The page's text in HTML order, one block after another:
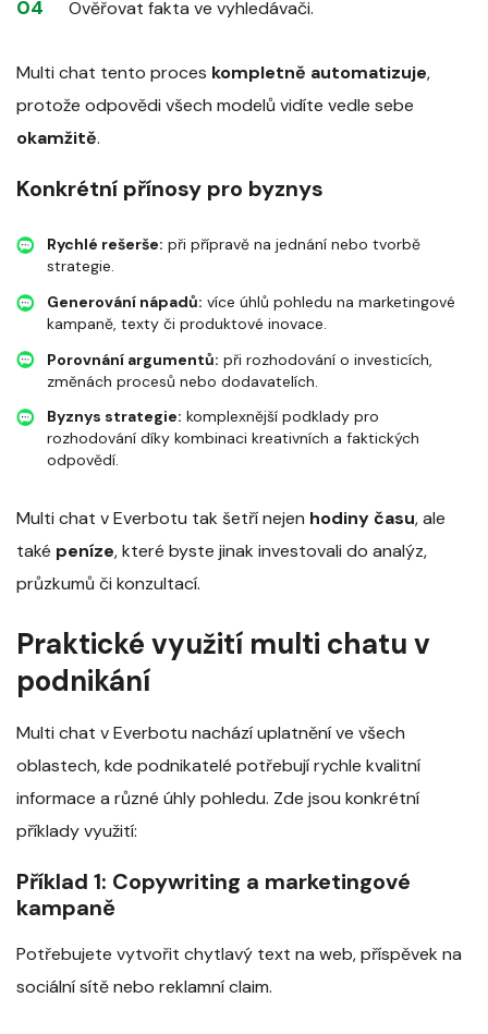
Ověřovat fakta ve vyhledávači.
Multi chat tento proces kompletně automatizuje,
protože odpovědi všech modelů vidíte vedle sebe
okamžitě.
Konkrétní přínosy pro byznys
Rychlé rešerše: při přípravě na jednání nebo tvorbě
strategie.
Generování nápadů: více úhlů pohledu na marketingové
kampaně, texty či produktové inovace.
Porovnání argumentů: při rozhodování o investicích,
změnách procesů nebo dodavatelích.
Byznys strategie: komplexnější podklady pro
rozhodování díky kombinaci kreativních a faktických
odpovědí.
Multi chat v Everbotu tak šetří nejen hodiny času, ale
také peníze, které byste jinak investovali do analýz,
průzkumů či konzultací.
Praktické využití multi chatu v
podnikání
Multi chat v Everbotu nachází uplatnění ve všech
oblastech, kde podnikatelé potřebují rychle kvalitní
informace a různé úhly pohledu. Zde jsou konkrétní
příklady využití:
Příklad 1: Copywriting a marketingové
kampaně
Potřebujete vytvořit chytlavý text na web, příspěvek na
sociální sítě nebo reklamní claim.